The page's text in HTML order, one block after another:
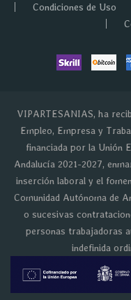
Condiciones de Uso
VIPARTESANIAS, ha
Empleo, Empresa y
financiada por la Unión
Andalucía 2021-2027,
inserción laboral y el
Comunidad Autónoma de
o sucesivas
personas trabajadoras
indefinida